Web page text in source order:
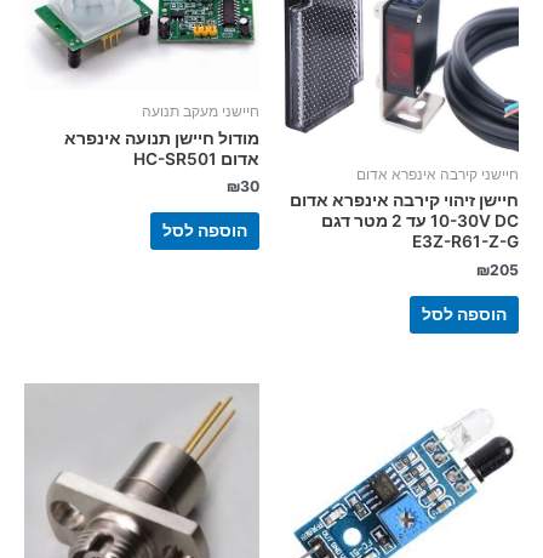
חיישני קירבה אינפרא אדום
חיישן זיהוי קירבה אינפרא אדום
10-30V DC עד 2 מטר דגם
E3Z-R61-Z-G
₪205
הוספה לסל
חיישני מעקב תנועה
מודול חיישן תנועה אינפרא
אדום HC-SR501
₪30
הוספה לסל